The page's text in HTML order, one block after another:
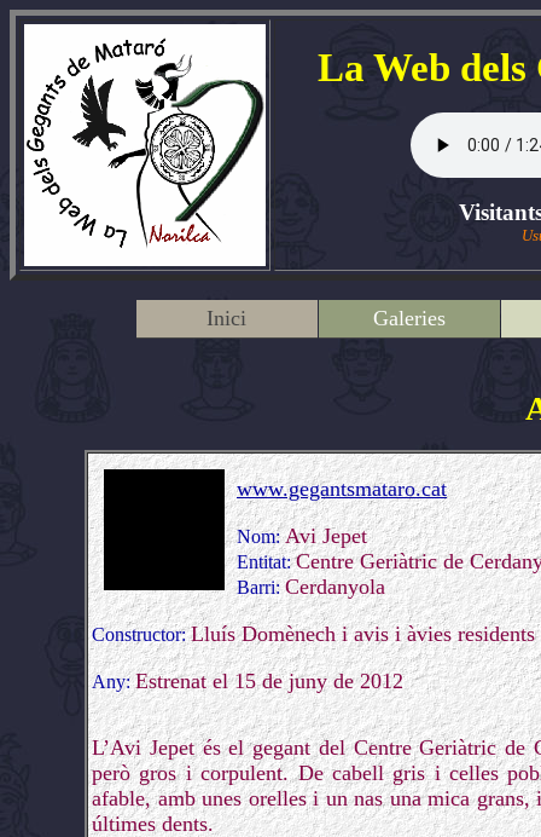
La Web
Inici Galeries
www.gegantsmataro.cat
Nom:Avi Jepet
Entitat:Centre Geriàtric de
Barri:Cerdanyola
Constructor:Lluís Domènech i avis i àvies
Any:Estrenat el 15 de juny de 2012
L’Avi Jepet és el gegant del Centre Geriàtric de
però gros i corpulent. De cabell gris i celles
afable, amb unes orelles i un nas una mica
últimes dents.